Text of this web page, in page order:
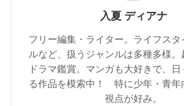
入夏 ディアナ
フリー編集・ライター。ライフスタ
ルなど、扱うジャンルは多種多様。
ドラマ鑑賞。マンガも大好きで、
る作品を模索中！ 特に少年・青年
視点が好み。